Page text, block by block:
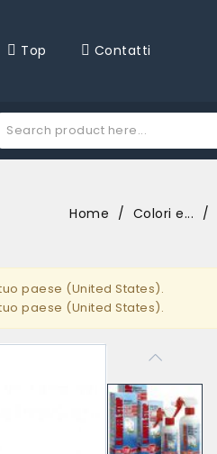
Top Contatti
Home Colori e...
paese (United States).
paese (United States).